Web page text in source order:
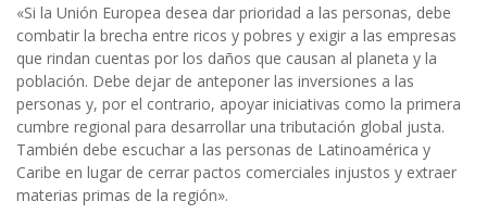
«Si la Unión Europea desea dar prioridad a las personas, debe
combatir la brecha entre ricos y pobres y exigir a las empresas
que rindan cuentas por los daños que causan al planeta y la
población. Debe dejar de anteponer las inversiones a las
personas y, por el contrario, apoyar iniciativas como la primera
cumbre regional para desarrollar una tributación global justa.
También debe escuchar a las personas de Latinoamérica y
Caribe en lugar de cerrar pactos comerciales injustos y extraer
materias primas de la región».